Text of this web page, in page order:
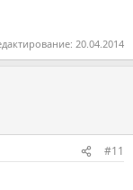
20.04.2014
#11